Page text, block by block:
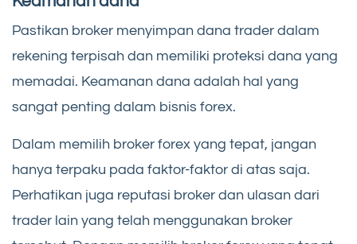
Pastikan broker menyimpan dana trader dalam
rekening terpisah dan memiliki proteksi dana yang
memadai. Keamanan dana adalah hal yang
sangat penting dalam bisnis forex.
Dalam memilih broker forex yang tepat, jangan
hanya terpaku pada faktor-faktor di atas saja.
Perhatikan juga reputasi broker dan ulasan dari
trader lain yang telah menggunakan broker